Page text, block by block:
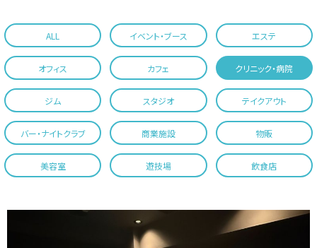
ALL イベント・ブース エステ
オフィス カフェ クリニック・病院
ジム スタジオ テイクアウト
バー・ナイトクラブ 商業施設 物販
美容室 遊技場 飲食店